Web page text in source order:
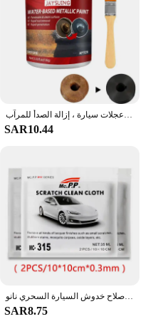
SAR10.44
قماش إصلاح خدوش السيارة السحري نانو sparcar ، أداة تلميع سطح معدني ، إكسسوارات مزيل ، 2 kle
SAR8.75